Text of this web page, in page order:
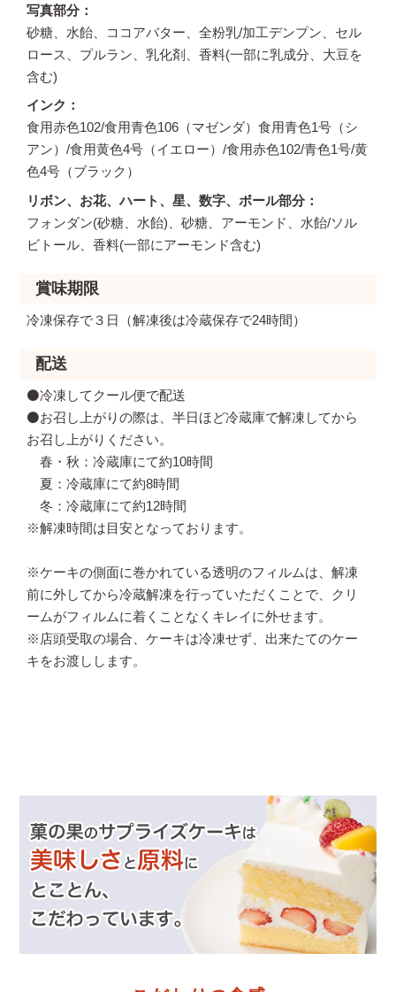
写真部分
砂糖、水飴、ココアバター、全粉乳/加工デンプン、セル
ロース、プルラン、乳化剤、香料(一部に乳成分、大豆を
含む)
インク
食用赤色102/食用青色106（マゼンダ）食用青色1号（シ
アン）/食用黄色4号（イエロー）/食用赤色102/青色1号/黄
色4号（ブラック）
リボン、お花、ハート、星、数字、ボール部分
フォンダン(砂糖、水飴)、砂糖、アーモンド、水飴/ソル
ビトール、香料(一部にアーモンド含む)
賞味期限
冷凍保存で３日（解凍後は冷蔵保存で24時間）
配送
⚫️冷凍してクール便で配送
⚫️お召し上がりの際は、半日ほど冷蔵庫で解凍してから
お召し上がりください。
春・秋：冷蔵庫にて約10時間
夏：冷蔵庫にて約8時間
冬：冷蔵庫にて約12時間
※解凍時間は目安となっております。
※ケーキの側面に巻かれている透明のフィルムは、解凍
前に外してから冷蔵解凍を行っていただくことで、クリ
ームがフィルムに着くことなくキレイに外せます。
※店頭受取の場合、ケーキは冷凍せず、出来たてのケー
キをお渡しします。